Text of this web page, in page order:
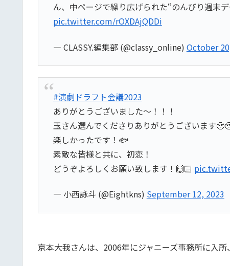
ん、中ページで繰り広げられた“のんびり週末
pic.twitter.com/rOXDAjQDDi
— CLASSY.編集部 (@classy_online) October
#演劇ドラフト会議2023
ありがとうございました〜！！！
玉さん選んでくださりありがとうございます
楽しかったです！🐟
素敵な皆様と共に、初恋！
どうぞよろしくお願い致します！🙌🏻
— 小西詠斗 (@Eightkns) September 12, 2023
京本大我さんは、2006年にジャニーズ事務所に入